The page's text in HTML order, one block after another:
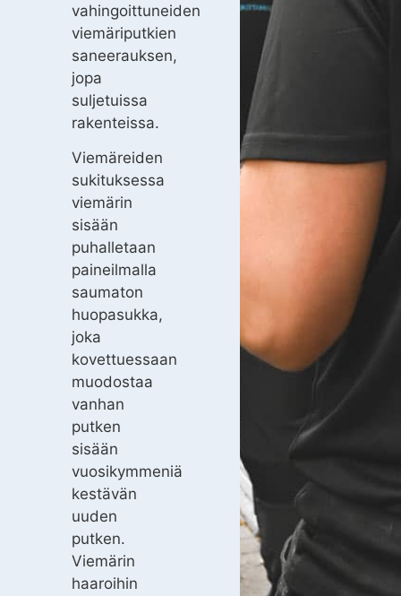
vahingoittuneiden
viemäriputkien
saneerauksen,
jopa
suljetuissa
rakenteissa.
Viemäreiden
sukituksessa
viemärin
sisään
puhalletaan
paineilmalla
saumaton
huopasukka,
joka
kovettuessaan
muodostaa
vanhan
putken
sisään
vuosikymmeniä
kestävän
uuden
putken.
Viemärin
haaroihin